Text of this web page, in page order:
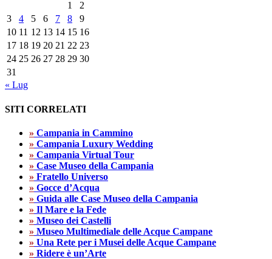
1
2
3
4 5 6 7 8
9
10 11 12 13 14 15 16
17 18 19 20 21 22 23
24 25 26 27 28 29 30
31
« Lug
SITI CORRELATI
» Campania in Cammino
» Campania Luxury Wedding
» Campania Virtual Tour
» Case Museo della Campania
» Fratello Universo
» Gocce d’Acqua
» Guida alle Case Museo della Campania
» Il Mare e la Fede
» Museo dei Castelli
» Museo Multimediale delle Acque Campane
» Una Rete per i Musei delle Acque Campane
» Ridere è un’Arte